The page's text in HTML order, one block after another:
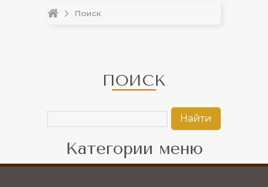
Поиск
ПОИСК
Категории меню